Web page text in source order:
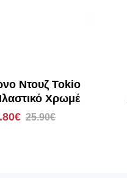
Ντουζ Tokio
Χρωμέ
25.90€